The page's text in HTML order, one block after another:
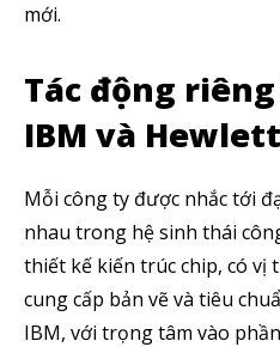
mới.
Tác động
IBM và
Mỗi công ty được nhắc tới
nhau trong hệ sinh thái
thiết kế kiến trúc chip, có vị
cung cấp bản vẽ và tiêu
IBM, với trọng tâm vào